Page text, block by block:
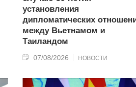
установления
дипломатических
между Вьетнамом и
Таиландом
07/08/2026 НОВОСТИ